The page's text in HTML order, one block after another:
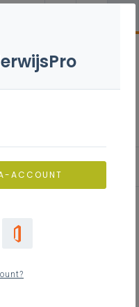
scholengemeenschap
ACCOUNT